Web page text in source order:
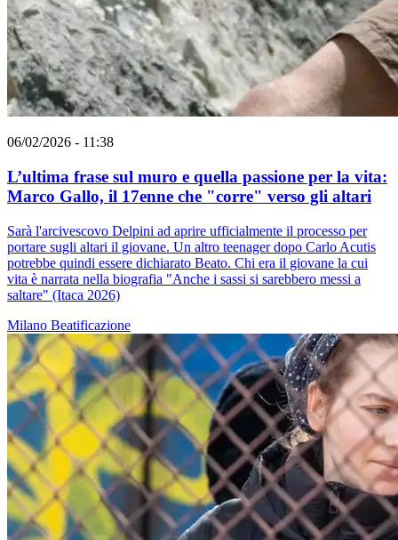
06/02/2026 - 11:38
L’ultima frase sul muro e quella passione per la vita:
Marco Gallo, il 17enne che "corre" verso gli altari
Sarà l'arcivescovo Delpini ad aprire ufficialmente il processo per
portare sugli altari il giovane. Un altro teenager dopo Carlo Acutis
potrebbe quindi essere dichiarato Beato. Chi era il giovane la cui
vita è narrata nella biografia "Anche i sassi si sarebbero messi a
saltare" (Itaca 2026)
Milano Beatificazione